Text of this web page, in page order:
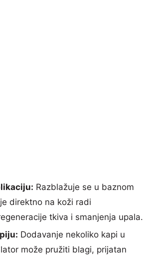
Razblažuje se u baznom
direktno na koži radi
tkiva i smanjenja upala.
Dodavanje nekoliko kapi u
može pružiti blagi, prijatan